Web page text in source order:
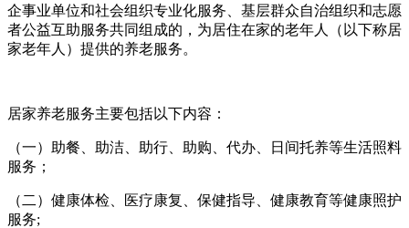
企事业单位和社会组织专业化服务、基层群众自治组织和志愿
者公益互助服务共同组成的，为居住在家的老年人（以下称居
家老年人）提供的养老服务。
居家养老服务主要包括以下内容：
（一）助餐、助洁、助行、助购、代办、日间托养等生活照料
服务；
（二）健康体检、医疗康复、保健指导、健康教育等健康照护
服务;